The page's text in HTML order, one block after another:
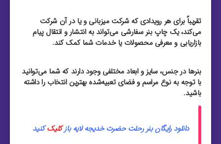
تقریباً برای هر رویدادی که شرکت میزبانی و یا در آن شرکت
می‌کند، یک چاپ بنر سفارشی می‌تواند به انتشار و انتقال پیام
بازاریابی و معرفی محصولات یا خدمات شما کمک کند.
بنرها در جنس، سایز و ابعاد مختلفی وجود دارند که شما می‌توانید
با توجه به نوع مراسم و فضای تعبیه‌شده بهترین انتخاب را داشته
باشید.
دانلود رایگان بنر رحلت حضرت خدیجه لایه بازکلیککنید